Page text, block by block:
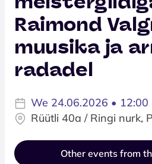
Raimond
muusika ja
radadel
We 24.06.2026 • 12:00
Rüütli 40a / Ringi nurk,
Other events from